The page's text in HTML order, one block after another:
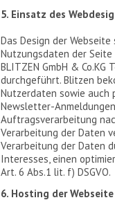
5. Einsatz des
Das Design der
Nutzungsdaten der
BLITZEN GmbH &
durchgeführt. Blitzen
Nutzerdaten sowie auch
Newsletter-
Auftragsverarbeitung
Verarbeitung der Daten
Verarbeitung der Daten
Interesses, einen
Art. 6 Abs.1 lit. f) DSGVO.
6. Hosting der